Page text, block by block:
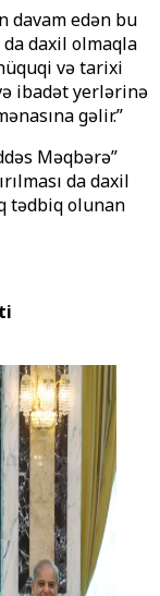
davam edən bu
daxil olmaqla
və tarixi
ibadət yerlərinə
gəlir.”
Məqbərə”
da daxil
tədbiq olunan